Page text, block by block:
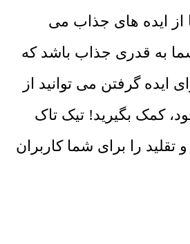
از ایده های جذاب می
به قدری جذاب باشد که
ایده گرفتن می توانید از
کمک بگیرید! تیک تاک
تقلید را برای شما کاربران